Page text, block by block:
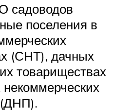
садоводов
поселения в
(СНТ), дачных
товариществах
(ДНП).